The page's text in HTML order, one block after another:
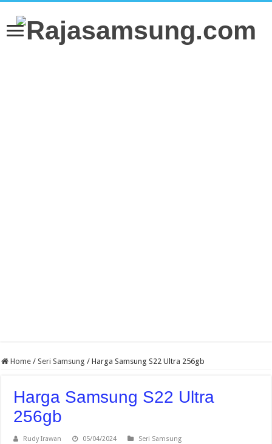
Home / Seri Samsung / Harga Samsung S22 Ultra 256gb
Harga Samsung S22 Ultra
256gb
Rudy Irawan 05/04/2024
Seri Samsung